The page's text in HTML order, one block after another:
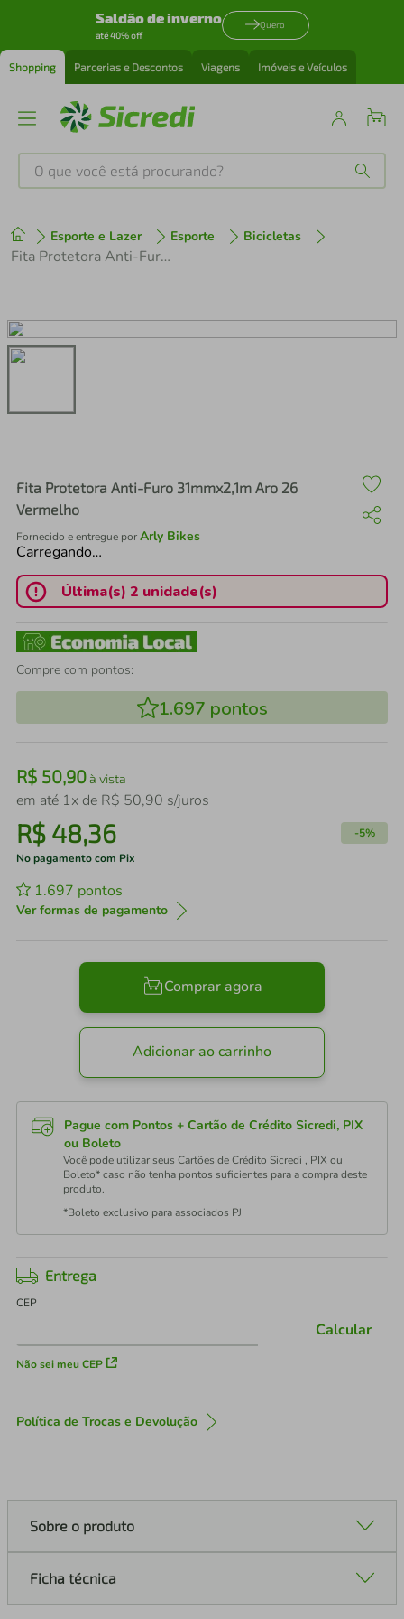
Saldão de inverno
até 40% off
Quero
Shopping Parcerias e Descontos Viagens Imóveis e Veículos
O que você está procurando?
Esporte e Lazer Esporte Bicicletas
Fita Protetora Anti-Furo 31mmx2,1m Aro 26 Vermelho
Fita Protetora Anti-Furo 31mmx2,1m Aro 26
Vermelho
Fornecido e entregue porArly Bikes
Carregando…
Última(s) 2 unidade(s)
Compre com pontos:
1.697 pontos
R$ 50,90à vista
em até 1x de R$ 50,90 s/juros
R$ 48,36 -5%
No pagamento com Pix
1.697 pontos
Ver formas de pagamento
Comprar agora
Adicionar ao carrinho
Pague com Pontos + Cartão de Crédito Sicredi, PIX
ou Boleto
Você pode utilizar seus Cartões de Crédito Sicredi , PIX ou
Boleto* caso não tenha pontos suficientes para a compra deste
produto.
*Boleto exclusivo para associados PJ
Entrega
CEP
Não sei meu CEP
Calcular
Política de Trocas e Devolução
Sobre o produto
Ficha técnica
1º tenis